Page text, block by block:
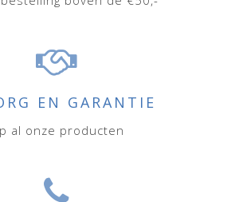
EN GARANTIE
al onze producten